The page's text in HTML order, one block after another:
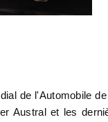
de l'Automobile
Austral et les